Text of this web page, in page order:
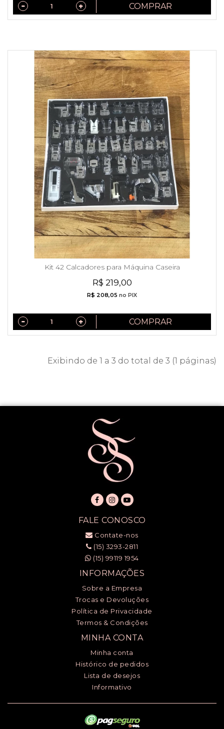
COMPRAR
Kit 42 Calcadores para Máquina Caseira
R$ 219,00
R$ 208,05 no PIX
COMPRAR
Exibindo de 1 a 3 do total de 3 (1 páginas)
FALE CONOSCO
Contate-nos
(15) 3293-2811
(15) 99119 1954
INFORMAÇÕES
Sobre a Empresa
Trocas e Devoluções
Política de Privacidade
Termos & Condições
MINHA CONTA
Minha conta
Histórico de pedidos
Lista de desejos
Informativo